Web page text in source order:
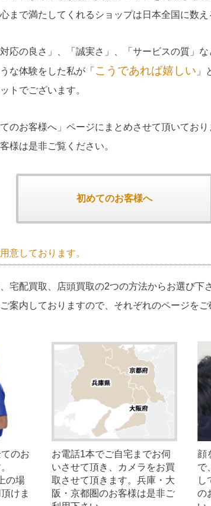
まで満たしてくれるショップは日本全国に数え
応の良さ」、「誠実さ」、「サービスの質」
な体験をした私が「 こうであれば嬉しい 」
トでございます。
のお客様へ」ページにまとめさせて頂いてお
様は是非ご覧ください。
初めてのお客様へ
意しております。
宅配買取、店頭買取の2つの方法からお選び下
案内しておりますので、それぞれのページをご
のお
の場
けま
お電話1本でご自宅までお伺
いさせて頂き、カメラをお買
取させて頂きます。兵庫・大
阪・京都圏のお客様は是非ご
顔
で
し
の